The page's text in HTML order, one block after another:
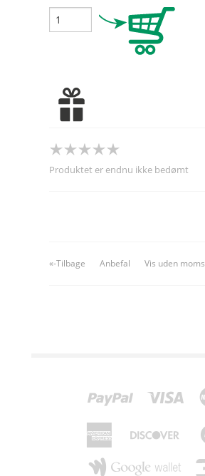
Produktet er endnu ikke bedømt
«-Tilbage Anbefal Vis uden moms